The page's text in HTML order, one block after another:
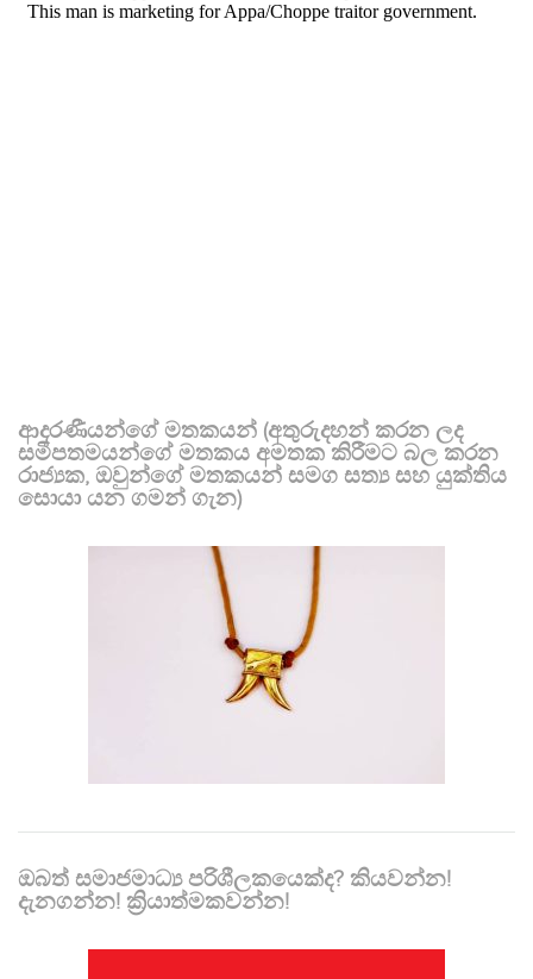
ආදරණීයන්ගේ මතකයන් (අතුරුදහන් කරන ලද
සමීපතමයන්ගේ මතකය අමතක කිරීමට බල කරන
රාජ්‍යක, ඔවුන්ගේ මතකයන් සමග සත්‍ය සහ යුක්තිය
සොයා යන ගමන් ගැන)
ඔබත් සමාජමාධ්‍ය පරිශීලකයෙක්ද? කියවන්න!
දැනගන්න! ක්‍රියාත්මකවන්න!